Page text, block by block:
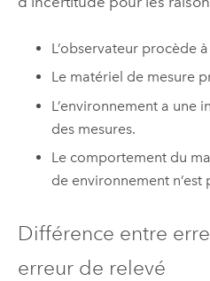
L’observateur procède
Le matériel de mesure
L’environnement a une
des mesures.
Le comportement du
de environnement
Différence entre
erreur de relevé